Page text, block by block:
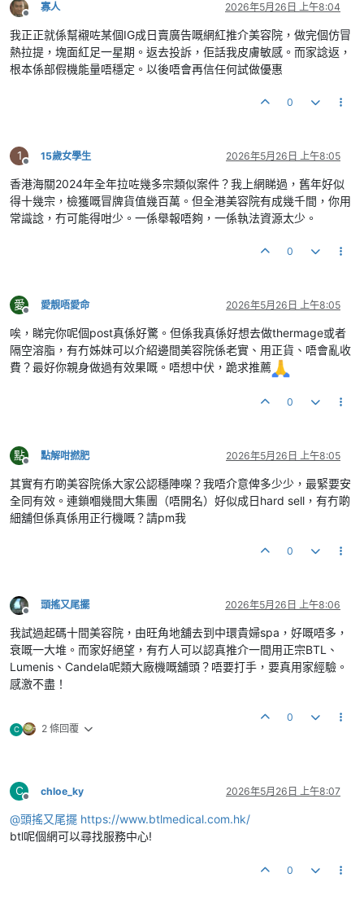
離線
寡人 2026年5月26日 上午8:04
我正正就係幫襯咗某個IG成日賣廣告嘅網紅推介美容院，做完個仿冒
熱拉提，塊面紅足一星期。返去投訴，佢話我皮膚敏感。而家諗返，
根本係部假機能量唔穩定。以後唔會再信任何試做優惠
0
1
離線
15歲女學生 2026年5月26日 上午8:05
香港海關2024年全年拉咗幾多宗類似案件？我上網睇過，舊年好似
得十幾宗，檢獲嘅冒牌貨值幾百萬。但全港美容院有成幾千間，你用
常識諗，冇可能得咁少。一係舉報唔夠，一係執法資源太少。
0
愛
離線
愛靚唔愛命 2026年5月26日 上午8:05
唉，睇完你呢個post真係好驚。但係我真係好想去做thermage或者
隔空溶脂，有冇姊妹可以介紹邊間美容院係老實、用正貨、唔會亂收
費？最好你親身做過有效果嘅。唔想中伏，跪求推薦
0
點
離線
點解咁撚肥 2026年5月26日 上午8:05
其實有冇啲美容院係大家公認穩陣㗎？我唔介意俾多少少，最緊要安
全同有效。連鎖嗰幾間大集團（唔開名）好似成日hard sell，有冇啲
細舖但係真係用正行機嘅？請pm我
0
離線
頭搖又尾擺 2026年5月26日 上午8:06
我試過起碼十間美容院，由旺角地舖去到中環貴婦spa，好嘅唔多，
衰嘅一大堆。而家好絕望，有冇人可以認真推介一間用正宗BTL、
Lumenis、Candela呢類大廠機嘅舖頭？唔要打手，要真用家經驗。
感激不盡！
C 2 條回覆
0
C
離線
chloe_ky 2026年5月26日 上午8:07
@頭搖又尾擺 https://www.btlmedical.com.hk/
btl呢個網可以尋找服務中心!
0